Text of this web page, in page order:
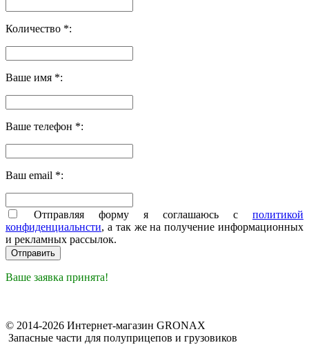
Количество *:
Ваше имя *:
Ваше телефон *:
Ваш email *:
Отправляя форму я соглашаюсь с политикой
конфиденциальнсти, а так же на получение информационных
и рекламных рассылок.
Ваше заявка принята!
© 2014-2026 Интернет-магазин GRONAX
Запасные части для полуприцепов и грузовиков